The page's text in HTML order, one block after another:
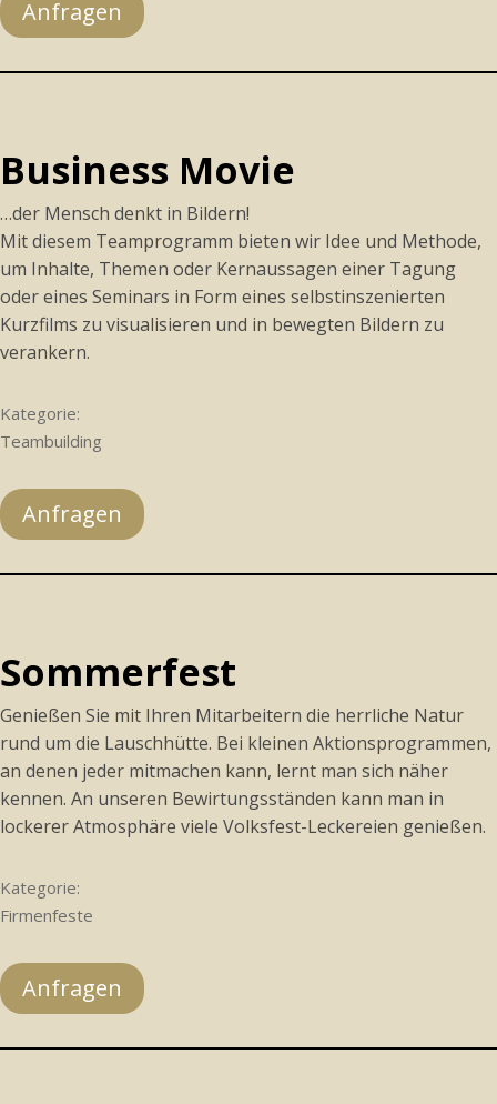
Anfragen
Business Movie
…der Mensch denkt in Bildern!
Mit diesem Teamprogramm bieten wir Idee und Methode,
um Inhalte, Themen oder Kernaussagen einer Tagung
oder eines Seminars in Form eines selbstinszenierten
Kurzfilms zu visualisieren und in bewegten Bildern zu
verankern.
Kategorie:
Teambuilding
Anfragen
Sommerfest
Genießen Sie mit Ihren Mitarbeitern die herrliche Natur
rund um die Lauschhütte. Bei kleinen Aktionsprogrammen,
an denen jeder mitmachen kann, lernt man sich näher
kennen. An unseren Bewirtungsständen kann man in
lockerer Atmosphäre viele Volksfest-Leckereien genießen.
Kategorie:
Firmenfeste
Anfragen